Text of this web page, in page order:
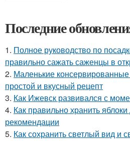
Последние
1. Полное руководство по
правильно сажать саженцы в
2. Маленькие консервированные
простой и вкусный рецепт
3. Как Ижевск развивался с
4. Как правильно хранить
рекомендации
5. Как сохранить светлый вид и